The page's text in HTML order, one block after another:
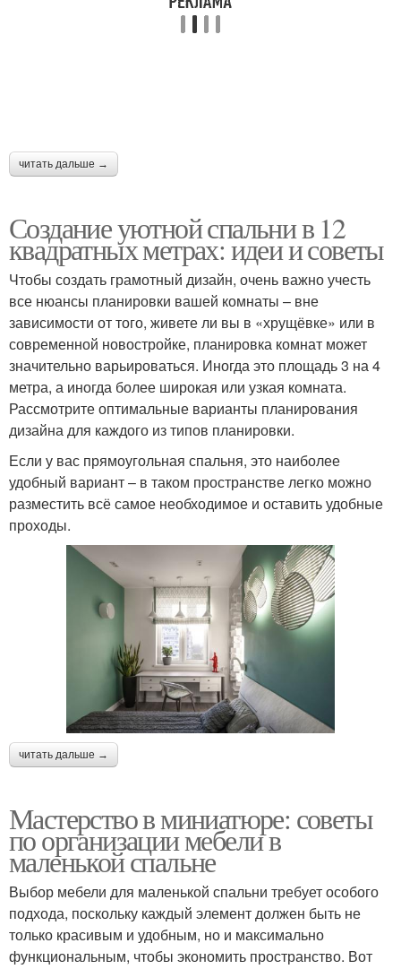
читать дальше →
Создание уютной спальни в 12
квадратных метрах: идеи и советы
Чтобы создать грамотный дизайн, очень важно учесть
все нюансы планировки вашей комнаты – вне
зависимости от того, живете ли вы в «хрущёвке» или в
современной новостройке, планировка комнат может
значительно варьироваться. Иногда это площадь 3 на 4
метра, а иногда более широкая или узкая комната.
Рассмотрите оптимальные варианты планирования
дизайна для каждого из типов планировки.
Если у вас прямоугольная спальня, это наиболее
удобный вариант – в таком пространстве легко можно
разместить всё самое необходимое и оставить удобные
проходы.
читать дальше →
Мастерство в миниатюре: советы
по организации мебели в
маленькой спальне
Выбор мебели для маленькой спальни требует особого
подхода, поскольку каждый элемент должен быть не
только красивым и удобным, но и максимально
функциональным, чтобы экономить пространство. Вот